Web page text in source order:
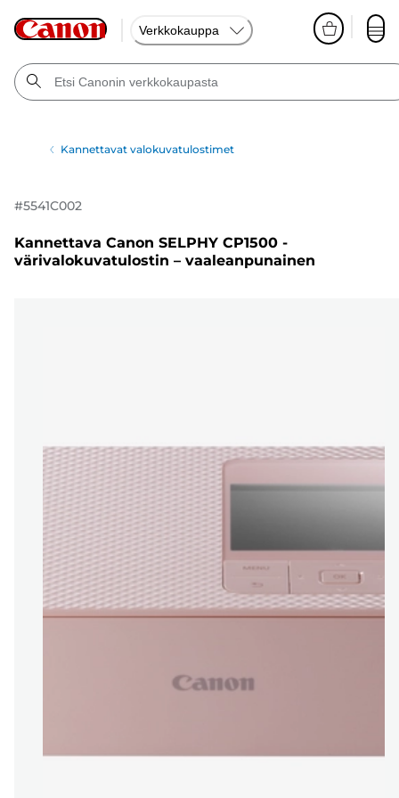
Verkkokauppa
Kannettavat valokuvatulostimet
#5541C002
Kannettava Canon SELPHY CP1500 -
värivalokuvatulostin – vaaleanpunainen